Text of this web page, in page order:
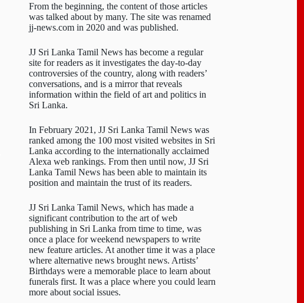
From the beginning, the content of those articles
was talked about by many. The site was renamed
jj-news.com in 2020 and was published.
JJ Sri Lanka Tamil News has become a regular
site for readers as it investigates the day-to-day
controversies of the country, along with readers’
conversations, and is a mirror that reveals
information within the field of art and politics in
Sri Lanka.
In February 2021, JJ Sri Lanka Tamil News was
ranked among the 100 most visited websites in Sri
Lanka according to the internationally acclaimed
Alexa web rankings. From then until now, JJ Sri
Lanka Tamil News has been able to maintain its
position and maintain the trust of its readers.
JJ Sri Lanka Tamil News, which has made a
significant contribution to the art of web
publishing in Sri Lanka from time to time, was
once a place for weekend newspapers to write
new feature articles. At another time it was a place
where alternative news brought news. Artists’
Birthdays were a memorable place to learn about
funerals first. It was a place where you could learn
more about social issues.